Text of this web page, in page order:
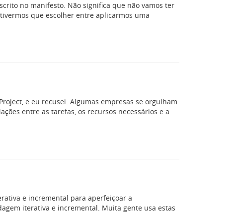
no manifesto. Não significa que não vamos ter
que escolher entre aplicarmos uma
e eu recusei. Algumas empresas se orgulham
entre as tarefas, os recursos necessários e a
e incremental para aperfeiçoar a
iterativa e incremental. Muita gente usa estas